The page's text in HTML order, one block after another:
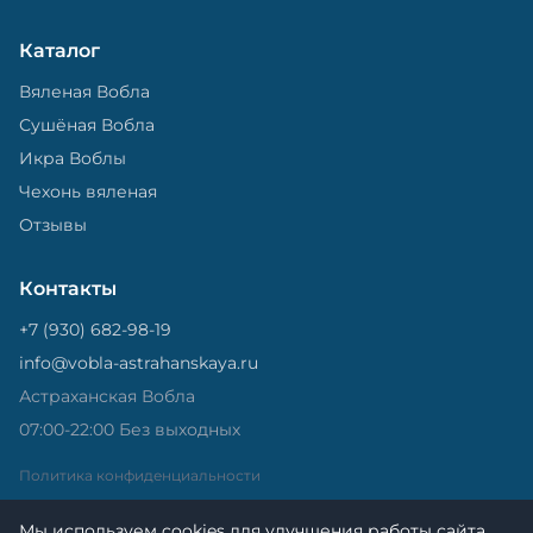
Каталог
Вяленая Вобла
Сушёная Вобла
Икра Воблы
Чехонь вяленая
Отзывы
Контакты
+7 (930) 682-98-19
info@vobla-astrahanskaya.ru
Астраханская Вобла
07:00-22:00 Без выходных
Политика конфиденциальности